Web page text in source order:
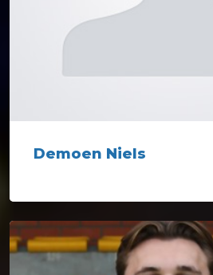
Demoen Niels